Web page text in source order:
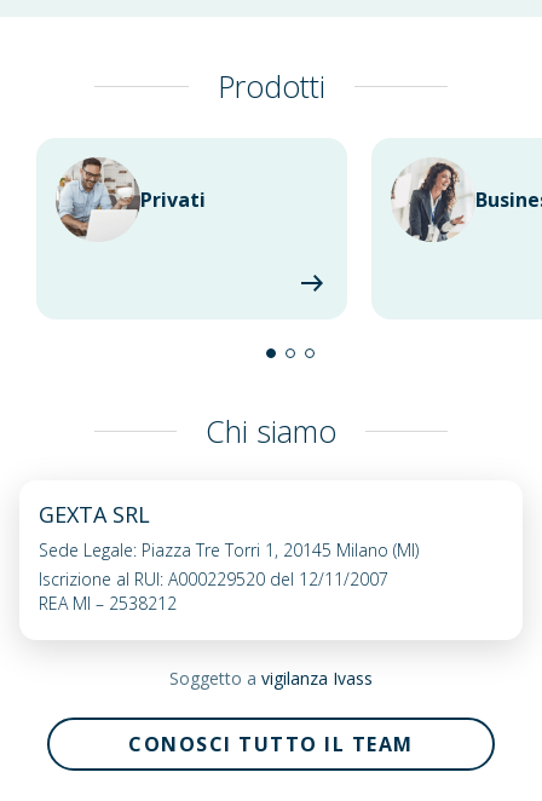
Prodotti
Privati
Chi siamo
GEXTA SRL
Sede Legale: Piazza Tre Torri 1, 20145 Milano (MI)
Iscrizione al RUI: A000229520 del 12/11/2007
REA MI – 2538212
Soggetto a vigilanza Ivass
CONOSCI TUTTO IL TEAM